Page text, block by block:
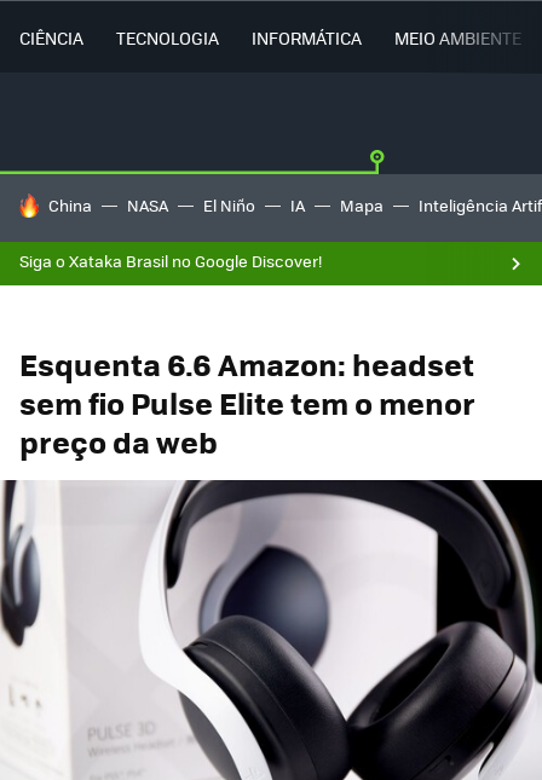
CIÊNCIA TECNOLOGIA INFORMÁTICA MEIO AMBIENTE
TENDÊNCIAS DO DIA
China NASA El Niño IA Mapa Inteligência
Siga o Xataka Brasil no Google Discover!
Esquenta 6.6 Amazon: headset
sem fio Pulse Elite tem o menor
preço da web